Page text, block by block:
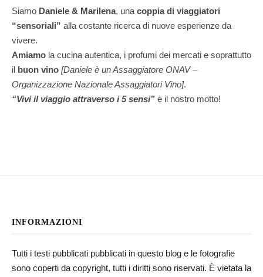
Siamo Daniele & Marilena, una coppia di viaggiatori
“sensoriali” alla costante ricerca di nuove esperienze da
vivere.
Amiamo la cucina autentica, i profumi dei mercati e soprattutto
il buon vino [Daniele è un Assaggiatore ONAV –
Organizzazione Nazionale Assaggiatori Vino].
“Vivi il viaggio attraverso i 5 sensi” è il nostro motto!
INFORMAZIONI
Tutti i testi pubblicati pubblicati in questo blog e le fotografie
sono coperti da copyright, tutti i diritti sono riservati. È vietata la